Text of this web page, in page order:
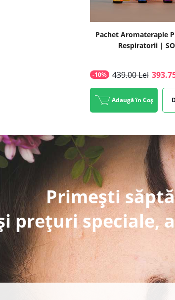
Pachet Aromaterapie
Respiratorii |
-10% 439.00 Lei
Adaugă în Coș
Primești
prețuri speciale,